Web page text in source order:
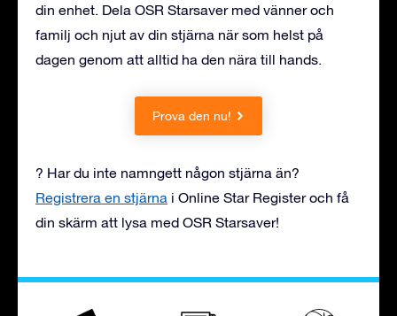
din enhet. Dela OSR Starsaver med vänner och
familj och njut av din stjärna när som helst på
dagen genom att alltid ha den nära till hands.
Prova den nu!
? Har du inte namngett någon stjärna än?
Registrera en stjärna i Online Star Register och få
din skärm att lysa med OSR Starsaver!